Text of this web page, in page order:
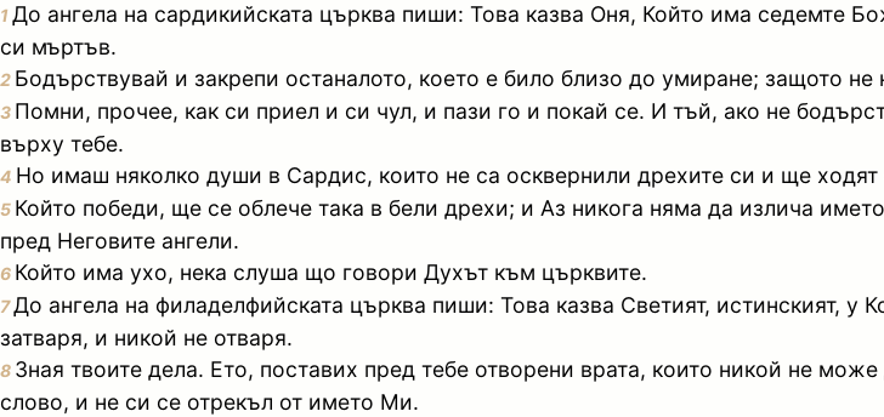
1До ангела на сардикийската църква пиши: Това казва Оня, Който има седемте
си мъртъв.
2 Бодърствувай и закрепи останалото, което е било близо до умиране; защото
3 Помни, прочее, как си приел и си чул, и пази го и покай се. И тъй, ако не
върху тебе.
4 Но имаш няколко души в Сардис, които не са осквернили дрехите си и ще
5 Който победи, ще се облече така в бели дрехи; и Аз никога няма да излича
пред Неговите ангели.
6 Който има ухо, нека слуша що говори Духът към църквите.
7До ангела на филаделфийската църква пиши: Това казва Светият, истинският, у
затваря, и никой не отваря.
8 Зная твоите дела. Ето, поставих пред тебе отворени врата, които никой не
слово, и не си се отрекъл от името Ми.